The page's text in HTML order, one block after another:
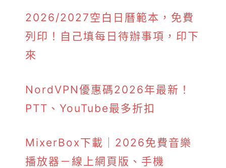
2026/2027空白日曆範本，免費
列印！自己填每日待辦事項，印下
來
NordVPN優惠碼2026年最新！
PTT、YouTube最多折扣
MixerBox下載｜2026免費音樂
播放器－線上網頁版、手機